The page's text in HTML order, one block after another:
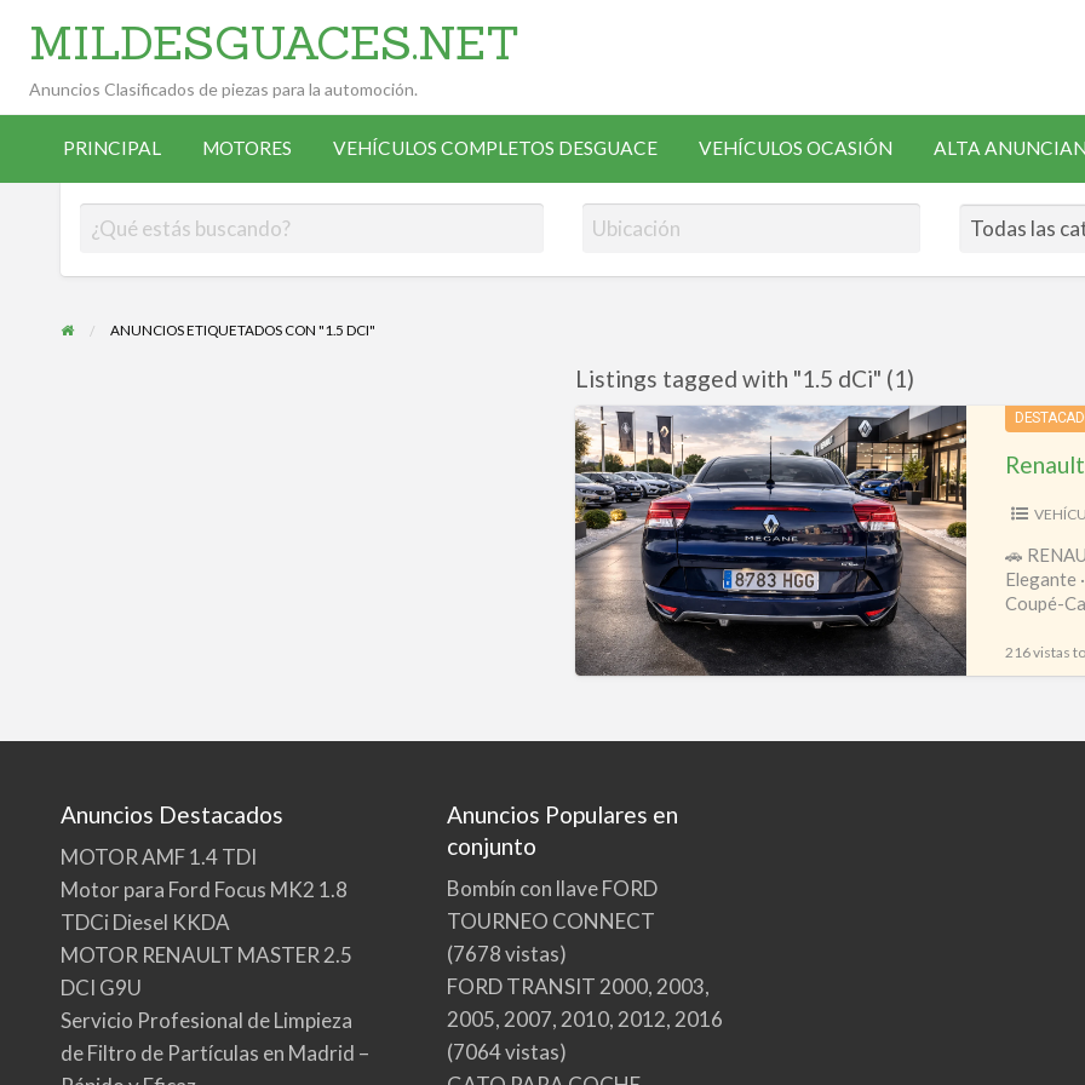
VEHÍCULOS
COMPLETOS
VEHÍCULOS
OCASIÓN
ALTA
ANUNCIANTE
SOLICITAR
RECAMBIOS
MILDESGUACES.NET
Anuncios Clasificados de piezas para la automoción.
PRINCIPAL MOTORES VEHÍCULOS COMPLETOS DESGUACE VEHÍCULOS OCASIÓN ALTA
ANUNCIOS ETIQUETADOS CON "1.5 DCI"
Listings tagged with "1.5 dCi" (1)
Renault
Mégane
CC
GT
Line
1.5
dCi
Cabrio
Techo
Eléctrico
Revisado
Muy
Bien
🚗
Elegante
Coupé-
216 vistas
Anuncios Destacados
MOTOR AMF 1.4 TDI
Motor para Ford Focus MK2 1.8
TDCi Diesel KKDA
MOTOR RENAULT MASTER 2.5
DCI G9U
Servicio Profesional de Limpieza
de Filtro de Partículas en Madrid –
Anuncios Populares en
conjunto
Bombín con llave FORD
TOURNEO CONNECT
(7678 vistas)
FORD TRANSIT 2000, 2003,
2005, 2007, 2010, 2012, 2016
(7064 vistas)